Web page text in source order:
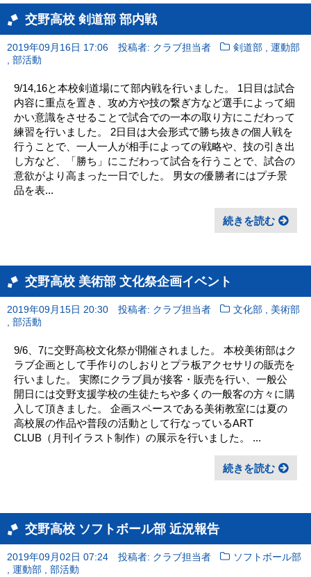
交野高校 剣道部 部内戦
2019年09月16日 17:06 投稿者: クラブ担当者 剣道部 ,運動部
部活動
9/14,16と本校剣道場にて部内戦を行いました。 1日目は試合
内容に重点を置き、攻め方や技の繋ぎ方など選手によって細
かい意識をさせることで試合での一本の取り方にこだわって
練習を行いました。 2日目は大会形式で勝ち抜きの個人戦を
行うことで、一人一人が相手によっての戦略や、技の引き出
し方など、「勝ち」にこだわって試合を行うことで、試合の
意欲がより高まった一日でした。 男女の優勝者にはプチ景
品を表...
続きを読む
交野高校 美術部 文化祭企画イベント
2019年09月15日 20:30 投稿者: クラブ担当者 文化部
美術部
部活動
9/6、7に交野高校文化祭が開催されました。 本校美術部はク
ラブ企画として手作りのしおりとプラ板アクセサリの販売を
行いました。 実際にクラブ員が接客・販売を行い、一般公
開日には交野支援学校の生徒たちや多くの一般客の方々に購
入して頂きました。 企画スペースである美術教室には夏の
高校展の作品や普段の活動として行なっているART
CLUB（月刊イラスト制作）の展示を行いました。 ...
続きを読む
交野高校 ソフトボール部 近況報告
2019年09月02日 07:24 投稿者: クラブ担当者
ソフトボール部
運動部 部活動